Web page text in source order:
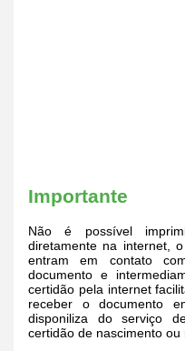
Importante
Não é possível
diretamente na internet,
entram em contato
documento e
certidão pela internet
receber o documento
disponiliza do serviço
certidão de nascimento ou